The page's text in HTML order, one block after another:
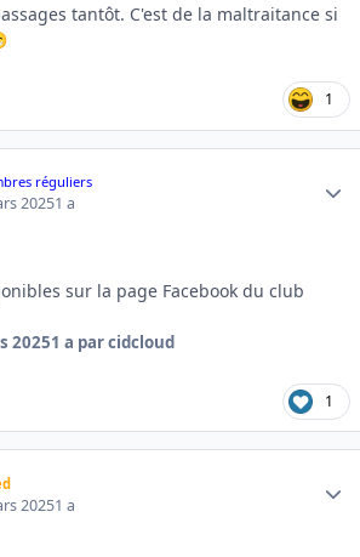
tantôt. C'est de la maltraitance si
1
réguliers
20251 a
sur la page Facebook du club
20251 a par cidcloud
1
20251 a